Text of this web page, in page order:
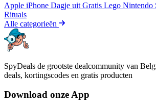
Apple iPhone Dagje uit Gratis Lego Nintendo
Rituals
Alle categorieën
SpyDeals de grootste dealcommunity van
deals, kortingscodes en gratis producten
Download onze App